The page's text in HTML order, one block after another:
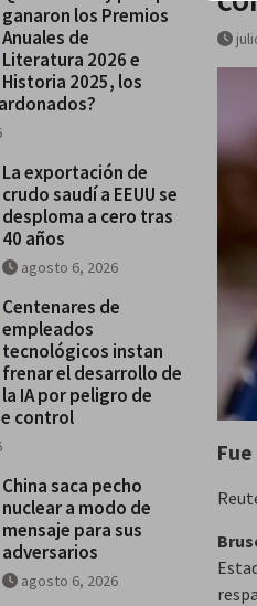
Historia 2025, los escritores
galardonados?
ganaron los Premios
Anuales de
Literatura 2026 e
Historia 2025, los
La exportación de
crudo saudí a EEUU se
desploma a cero tras
40 años
agosto 6, 2026
Centenares de
empleados
tecnológicos instan
frenar el desarrollo de
la IA por peligro de
control
China saca pecho
nuclear a modo de
mensaje para sus
adversarios
agosto 6, 2026